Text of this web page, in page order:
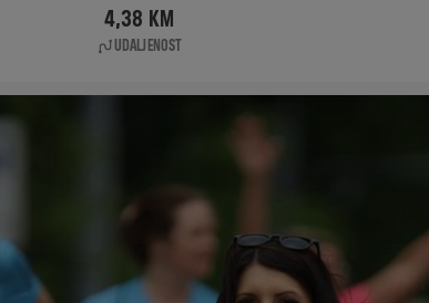
4,38 KM
UDALJENOST